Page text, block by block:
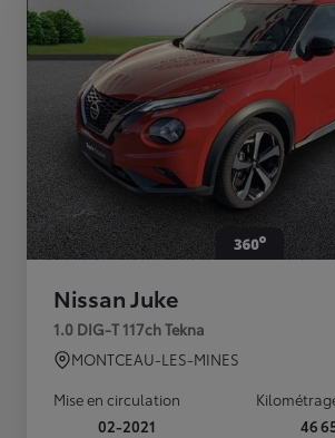
Nissan Juke
1.0 DIG-T 117ch Tekna
MONTCEAU-LES-MINES
Mise en circulation
02-2021
46